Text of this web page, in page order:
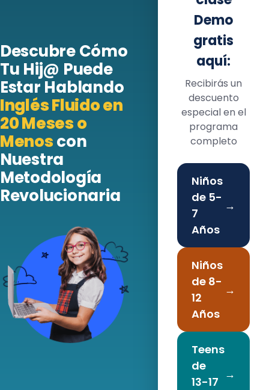
Descubre Cómo
Tu Hij@ Puede
Estar Hablando
Inglés Fluido en
20 Meses o
Menoscon
Nuestra
Metodología
Revolucionaria
Demo
gratis
aquí:
Recibirás un
descuento
especial en el
programa
completo
Niños
de 5-
7
Años
→
Niños
de 8-
12
Años
→
Teens
de
13-17
→